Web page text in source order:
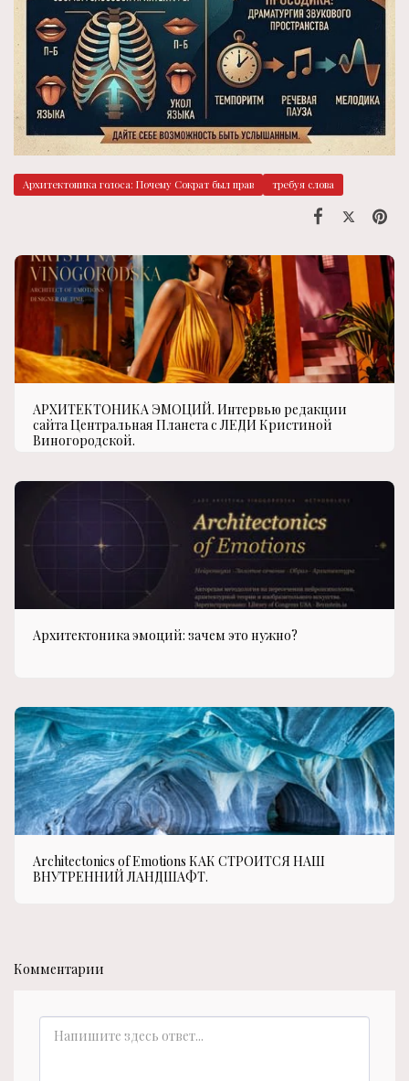
Архитектоника голоса: Почему Сократ был прав требуя слова
АРХИТЕКТОНИКА ЭМОЦИЙ. Интервью редакции
сайта Центральная Планета с ЛЕДИ Кристиной
Виногородской.
Архитектоника эмоций: зачем это нужно?
Architectonics of Emotions КАК СТРОИТСЯ НАШ
ВНУТРЕННИЙ ЛАНДШАФТ.
Комментарии